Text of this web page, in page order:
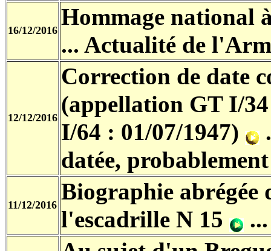
16/12/2016 Hommage national
... Actualité de
12/12/2016
Correction de date
(appellation GT I/
I/64 : 01/07/1947)
datée,
11/12/2016 Biographie abrégée
l'escadrille N 15